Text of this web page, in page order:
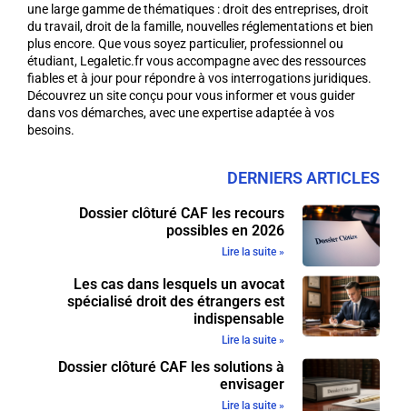
une large gamme de thématiques : droit des entreprises, droit
du travail, droit de la famille, nouvelles réglementations et bien
plus encore. Que vous soyez particulier, professionnel ou
étudiant, Legaletic.fr vous accompagne avec des ressources
fiables et à jour pour répondre à vos interrogations juridiques.
Découvrez un site conçu pour vous informer et vous guider
dans vos démarches, avec une expertise adaptée à vos
besoins.
DERNIERS ARTICLES
Dossier clôturé CAF les recours
possibles en 2026
Lire la suite »
Les cas dans lesquels un avocat
spécialisé droit des étrangers est
indispensable
Lire la suite »
Dossier clôturé CAF les solutions à
envisager
Lire la suite »